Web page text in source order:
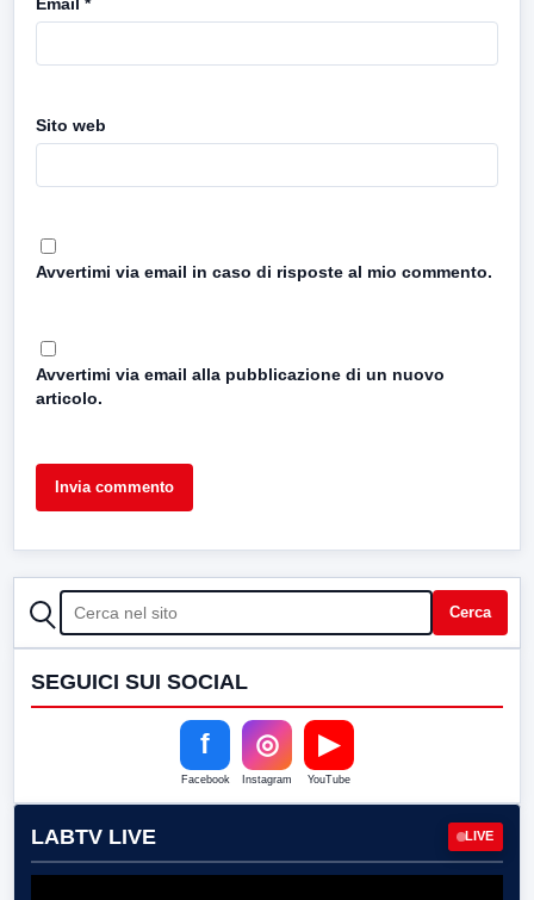
Sito web
Avvertimi via email in caso di risposte al mio commento.
Avvertimi via email alla pubblicazione di un nuovo
articolo.
CERCA Cerca
SEGUICI SUI SOCIAL
f
Facebook
◎
Instagram
▶
YouTube
LABTV LIVE LIVE